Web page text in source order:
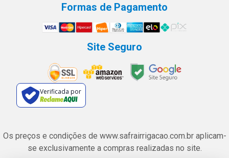
Formas de Pagamento
Site Seguro
Verificada por
Os preços e condições de www.safrairrigacao.com.br aplicam-
se exclusivamente a compras realizadas no site.